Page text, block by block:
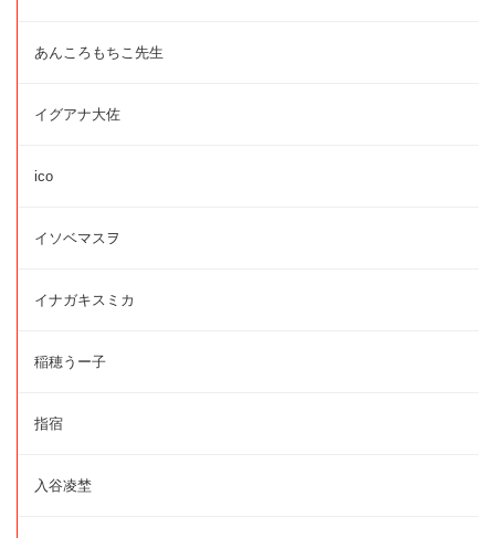
あんころもちこ先生
イグアナ大佐
ico
イソベマスヲ
イナガキスミカ
稲穂うー子
指宿
入谷凌埜